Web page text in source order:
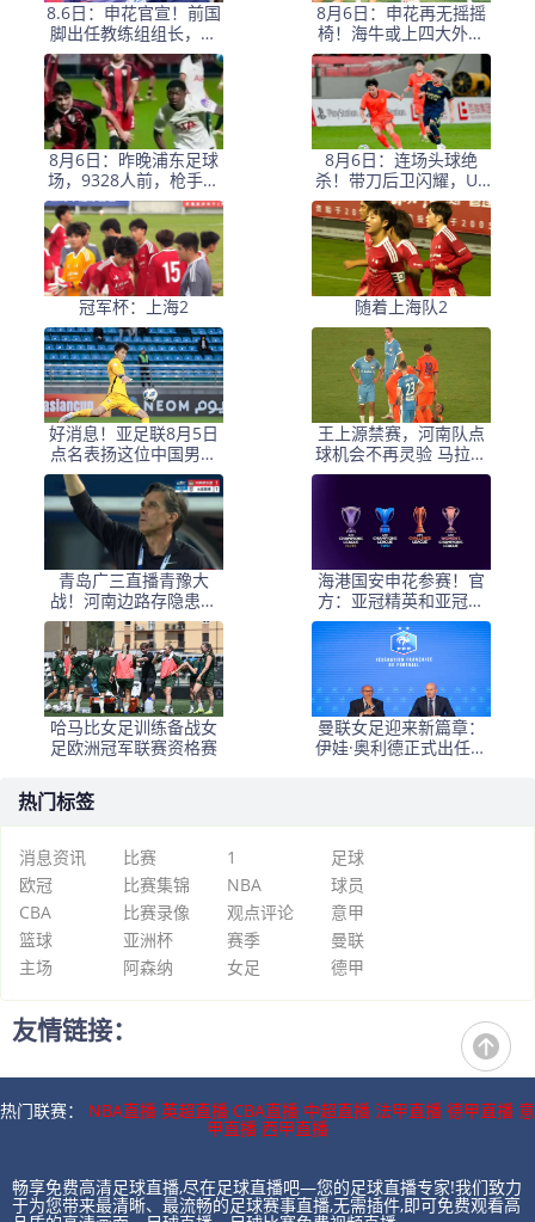
8.6日：申花官宣！前国
脚出任教练组组长，新
帅四大候选浮出，于汉
超救火？
8月6日：申花再无摇摇
椅！海牛或上四大外援
摧花前国脚，这套阵容
踢中甲都困难
8月6日：昨晚浦东足球
场，9328人前，枪手主
帅竟称国足未来是他
8月6日：连场头球绝
杀！带刀后卫闪耀，U1
7国足1
冠军杯：上海2 随着上海队2
好消息！亚足联8月5日
点名表扬这位中国男足
新星，引发热议
王上源禁赛，河南队点
球机会不再灵验 马拉尼
昂射门不佳 郑智目标亚
青岛广三直播青豫大
战！河南边路存隐患，
古斯塔沃等喂饼，西海
岸剑指亚冠
海港国安申花参赛！官
方：亚冠精英和亚冠二
抽签仪式8月18日进行
哈马比女足训练备战女
足欧洲冠军联赛资格赛
曼联女足迎来新篇章：
伊娃·奥利德正式出任主
热门标签
消息资讯 比赛 1
足球
欧冠
比赛集锦 NBA
球员
CBA
比赛录像 观点评论
意甲
篮球
亚洲杯 赛季
曼联
主场
阿森纳 女足 德甲
友情链接：
热门联赛： NBA直播 英超直播 CBA直播 中超直播 法甲直播 德甲直播 意
甲直播 西甲直播
畅享免费高清足球直播,尽在足球直播吧—您的足球直播专家!我们致力
于为您带来最清晰、最流畅的足球赛事直播,无需插件,即可免费观看高